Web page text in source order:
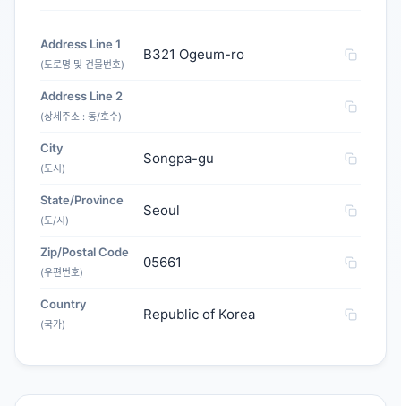
Address Line 1
(도로명 및 건물번호)
B321 Ogeum-ro
Address Line 2
(상세주소 : 동/호수)
City
(도시)
Songpa-gu
State/Province
(도/시)
Seoul
Zip/Postal Code
(우편번호)
05661
Country
(국가)
Republic of Korea